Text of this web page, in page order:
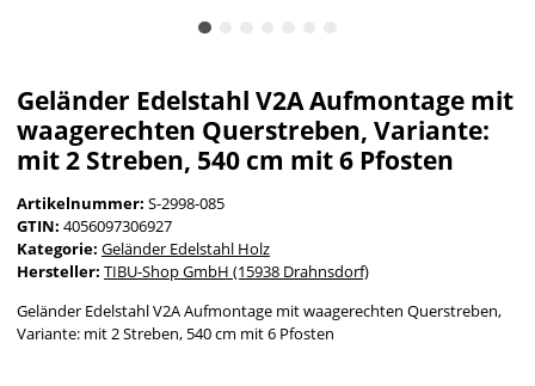
Geländer Edelstahl V2A Aufmontage mit
waagerechten Querstreben, Variante:
mit 2 Streben, 540 cm mit 6 Pfosten
Artikelnummer: S-2998-085
GTIN: 4056097306927
Kategorie: Geländer Edelstahl Holz
Hersteller: TIBU-Shop GmbH (15938 Drahnsdorf)
Geländer Edelstahl V2A Aufmontage mit waagerechten Querstreben,
Variante: mit 2 Streben, 540 cm mit 6 Pfosten